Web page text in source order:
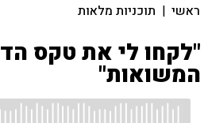
ראשי | תוכניות מלאות
"לקחו לי את טקס
המשואות"